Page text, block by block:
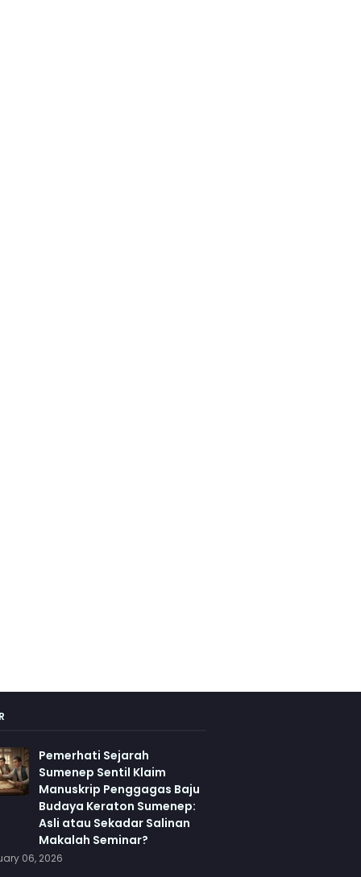
Pemerhati Sejarah
Sumenep Sentil Klaim
Manuskrip Penggagas Baju
Budaya Keraton Sumenep:
Asli atau Sekadar Salinan
Makalah Seminar?
06, 2026